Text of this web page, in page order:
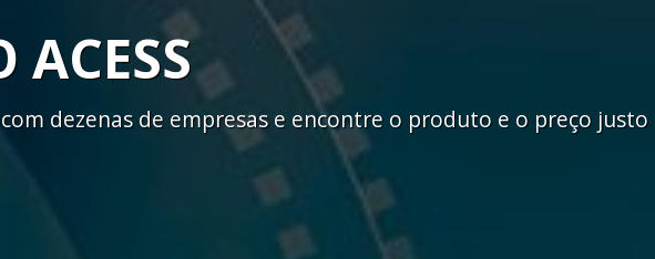
ACESS
dezenas de empresas e encontre o produto e o preço justo